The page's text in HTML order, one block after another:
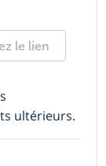
ultérieurs.